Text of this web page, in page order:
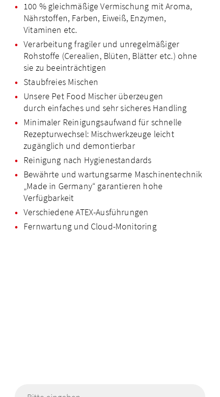
100 % gleichmäßige Vermischung mit Aroma,
Nährstoffen, Farben, Eiweiß, Enzymen,
Vitaminen etc.
Verarbeitung fragiler und unregelmäßiger
Rohstoffe (Cerealien, Blüten, Blätter etc.) ohne
sie zu beeinträchtigen
Staubfreies Mischen
Unsere Pet Food Mischer überzeugen
durch einfaches und sehr sicheres Handling
Minimaler Reinigungs­aufwand für schnelle
Rezepturwechsel: Mischwerkzeuge leicht
zugänglich und demontierbar
Reinigung nach Hygienestandards
Bewährte und wartungsarme Maschinentechnik
„Made in Germany“ garantieren hohe
Verfügbarkeit
Verschiedene ATEX-Ausführungen
Fernwartung und Cloud-Monitoring